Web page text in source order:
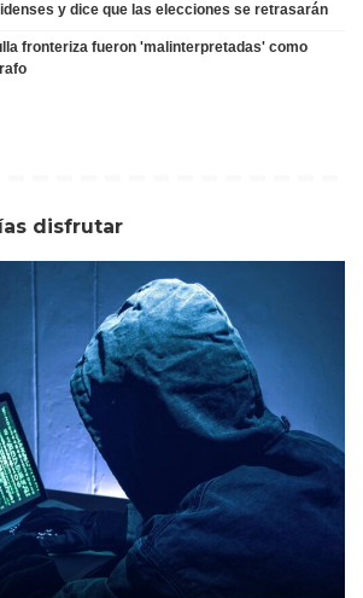
y dice que las elecciones se retrasarán
fronteriza fueron 'malinterpretadas' como
disfrutar